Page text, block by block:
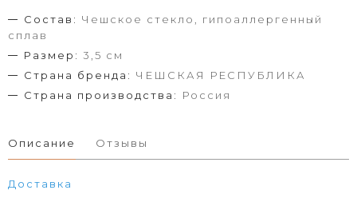
Состав: Чешское стекло, гипоаллергенный
сплав
Размер: 3,5 см
Страна бренда: ЧЕШСКАЯ РЕСПУБЛИКА
Страна производства:
Россия
Описание Отзывы
Доставка